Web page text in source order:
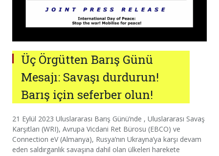
Üç Örgütten Barış Günü
Mesajı: Savaşı durdurun!
Barış için seferber olun!
21 Eylül 2023 Uluslararası Barış Günü’nde , Uluslararası Savaş
Karşıtları (WRI), Avrupa Vicdani Ret Bürosu (EBCO) ve
Connection eV (Almanya), Rusya’nın Ukrayna’ya karşı devam
eden saldırganlık savaşına dahil olan ülkeleri harekete